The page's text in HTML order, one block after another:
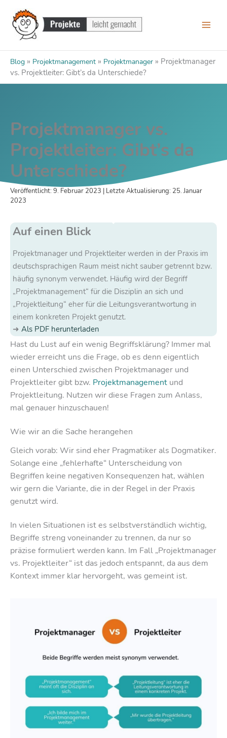
Inhalt
springen
Blog » Projektmanagement » Projektmanager » Projektmanager
vs. Projektleiter: Gibt’s da Unterschiede?
Projektmanager vs.
Projektleiter: Gibt’s da
Unterschiede?
Veröffentlicht: 9. Februar 2023 | Letzte Aktualisierung: 25. Januar
2023
Auf einen Blick
Projektmanager und Projektleiter werden in der Praxis im
deutschsprachigen Raum meist nicht sauber getrennt bzw.
häufig synonym verwendet. Häufig wird der Begriff
„Projektmanagement“ für die Disziplin an sich und
„Projektleitung“ eher für die Leitungsverantwortung in
einem konkreten Projekt genutzt.
Als PDF herunterladen
Hast du Lust auf ein wenig Begriffsklärung? Immer mal
wieder erreicht uns die Frage, ob es denn eigentlich
einen Unterschied zwischen Projektmanager und
Projektleiter gibt bzw. Projektmanagement und
Projektleitung. Nutzen wir diese Fragen zum Anlass,
mal genauer hinzuschauen!
Wie wir an die Sache herangehen
Gleich vorab: Wir sind eher Pragmatiker als Dogmatiker.
Solange eine „fehlerhafte“ Unterscheidung von
Begriffen keine negativen Konsequenzen hat, wählen
wir gern die Variante, die in der Regel in der Praxis
genutzt wird.
In vielen Situationen ist es selbstverständlich wichtig,
Begriffe streng voneinander zu trennen, da nur so
präzise formuliert werden kann. Im Fall „Projektmanager
vs. Projektleiter“ ist das jedoch entspannt, da aus dem
Kontext immer klar hervorgeht, was gemeint ist.